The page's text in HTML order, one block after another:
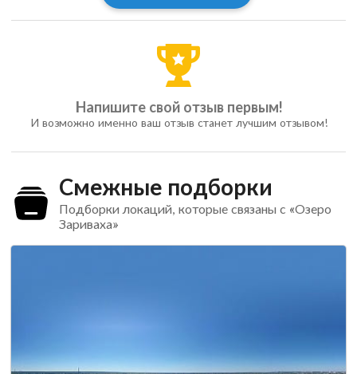
Напишите свой отзыв первым!
И возможно именно ваш отзыв станет лучшим отзывом!
Смежные подборки
Подборки локаций, которые связаны с «Озеро
Зариваха»